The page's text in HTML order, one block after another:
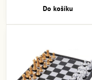
Do košíku